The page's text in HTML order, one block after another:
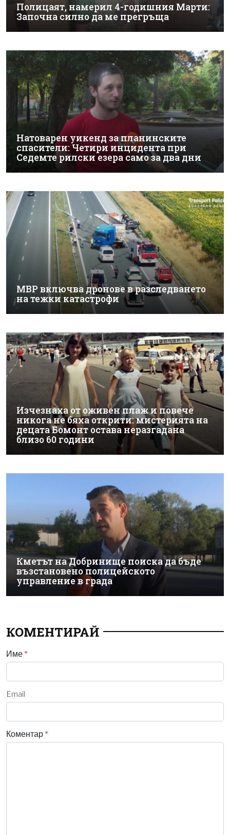
Полицаят, намерил 4-годишния Марти:
Започна силно да ме прегръща
Натоварен уикенд за планинските
спасители: Четири инцидента при
Седемте рилски езера само за два дни
МВР включва дронове в разследването
на тежки катастрофи
Изчезнаха от оживен плаж и повече
никога не бяха открити: мистерията на
децата Бомонт остава неразгадана
близо 60 години
Кметът на Добринище поиска да бъде
възстановено полицейското
управление в града
КОМЕНТИРАЙ
Име *
Email
Коментар *